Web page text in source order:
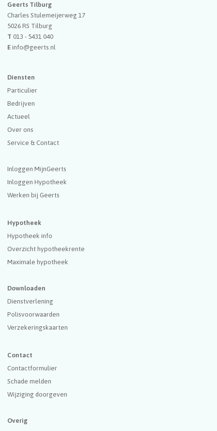
Geerts Tilburg
Charles Stulemeijerweg 17
5026 RS Tilburg
T 013 - 5431 040
Einfo@geerts.nl
Diensten
Particulier
Bedrijven
Actueel
Over ons
Service & Contact
Inloggen MijnGeerts
Inloggen Hypotheek
Werken bij Geerts
Hypotheek
Hypotheek info
Overzicht hypotheekrente
Maximale hypotheek
Downloaden
Dienstverlening
Polisvoorwaarden
Verzekeringskaarten
Contact
Contactformulier
Schade melden
Wijziging doorgeven
Overig